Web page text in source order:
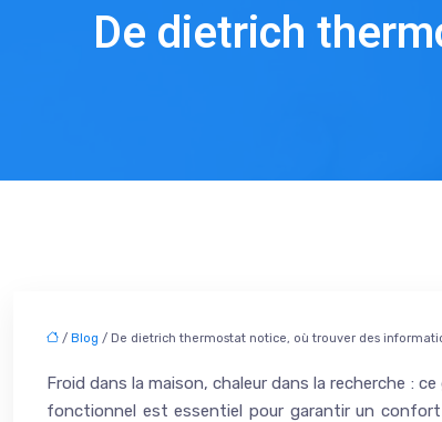
De dietrich
/ Blog / De dietrich thermostat notice, où trouver des
Froid dans la maison, chaleur dans la recherche :
fonctionnel est essentiel pour garantir un